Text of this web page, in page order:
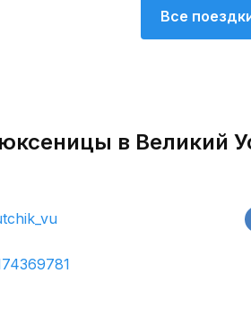
Все
в Великий